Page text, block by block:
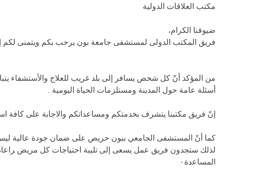
ﻣﻜﺘﺐ اﻟﻌﻼﻗﺎت اﻟﺪوﻟﯿﺔ
ﺿﯿﻮﻓﻨﺎ اﻟﻜﺮام،
ﻓﺮﯾﻖ اﻟﻤﻜﺘﺐ اﻟﺪوﻟﻰ ﻟﻤﺴﺘﺸﻔﻰ ﺟﺎﻣﻌﺔ ﺑﻮن ﯾﺮﺣﺐ ﺑﻜﻢ وﯾﺘﻤﻨﻰ ﻟﻜﻢ
ﻣﻦ اﻟﻤﺆﻛﺪ أنّ ﻛﻞ ﺷﺨﺺ ﯾﺴﺎﻓﺮ إﻟﻰ ﺑﻠﺪ ﻏﺮﯾﺐ ﻟﻠﻌﻼج واﻷﺳﺘﺸﻔﺎء
أﺳﺌﻠﺔ ﻋﺎﻣﺔ ﺣﻮل اﻟﻤﺪﯾﻨﺔ وﻣﺴﺘﻠﺰﻣﺎت اﻟﺤﯿﺎة اﻟﯿﻮﻣﯿﺔ .
إنّ ﻓﺮﯾﻖ ﻣﻜﺘﺒﻨﺎ ﯾﺘﺸﺮف ﺑﺨﺪﻣﺘﻜﻢ وﻣﺴﺎﻋﺪاﺗﻜﻢ واﻻﺟﺎﺑﺔ ﻋﻠﻰ ﻛﺎﻓﺔ
ﻛﻤﺎ أنّ اﻟﻤﺴﺘﺸﻔﻰ اﻟﺠﺎﻣﻌﻲ ﺑﺒﻮن ﺣﺮﯾﺺ ﻋﻠﻰ ﺿﻤﺎن ﺟﻮدة ﻋﺎﻟﯿﺔ
ﻟﺬﻟﻚ ﺳﺘﺠﺪون ﻓﺮﯾﻖ ﻋﻤﻞ ﯾﺴﻌﻰ إﻟﻰ ﺗﻠﯿﺒﺔ اﺣﺘﯿﺎﺟﺎت ﻛﻞ ﻣﺮﯾﺾ ﺮاﻋﺎة
اﻟﻤﺴﺎﻋﺪة٠